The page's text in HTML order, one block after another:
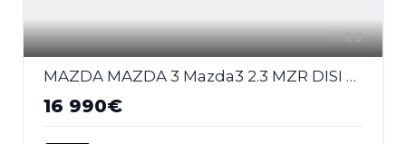
29
MAZDA MAZDA 3 Mazda3 2.3 MZR DISI Turbo - 260 2009 BERLINE MPS PHASE 1
16 990€